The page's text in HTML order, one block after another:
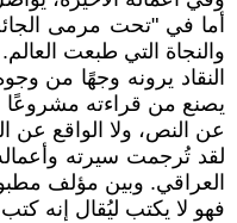
والنجاة التي طبعت العالم.
النقاد يرونه وجهًا من
يصنع من قراءته مشروعًا
عن النص، ولا الواقع عن
لقد تُرجمت سيرته
العراقي. وبين مؤلف
فهو لا يكتب ليُقال إنه